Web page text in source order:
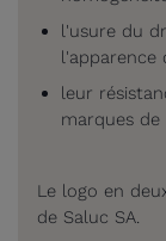
l'usure du
l'apparence
leur
marques de
Le logo en
de Saluc SA.